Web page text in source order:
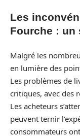
Les
Fourche : un
Malgré les
en lumière des
Les problèmes de
critiques, avec des
Les acheteurs
peuvent ternir
consommateurs